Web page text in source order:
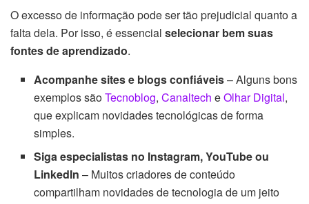
O excesso de informação pode ser tão prejudicial quanto a
falta dela. Por isso, é essencial selecionar bem suas
fontes de aprendizado.
Acompanhe sites e blogs confiáveis– Alguns bons
exemplos sãoTecnoblog,Canaltech eOlhar Digital,
que explicam novidades tecnológicas de forma
simples.
Siga especialistas no Instagram, YouTube ou
LinkedIn – Muitos criadores de conteúdo
compartilham novidades de tecnologia de um jeito